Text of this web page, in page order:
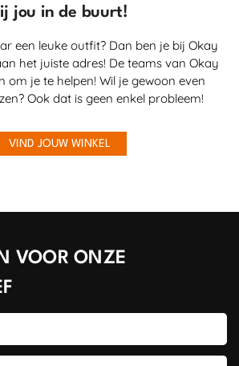
jou in de buurt!
een leuke outfit? Dan ben je bij Okay
het juiste adres! De teams van Okay
om je te helpen! Wil je gewoon even
Ook dat is geen enkel probleem!
VIND JOUW WINKEL
VOOR ONZE